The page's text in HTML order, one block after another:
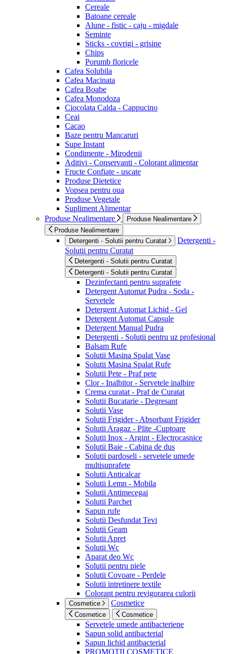
Cereale
Batoane cereale
Alune - fistic - caju - migdale
Seminte
Sticks - covrigi - grisine
Chips
Porumb floricele
Cafea Solubila
Cafea Macinata
Cafea Boabe
Cafea Monodoza
Ciocolata Calda - Cappucino
Ceai
Cacao
Baze pentru Mancaruri
Supe Instant
Condimente - Mirodenii
Aditivi - Conservanti - Colorant alimentar
Fructe Confiate - uscate
Produse Dietetice
Vopsea pentru oua
Produse Vegetale
Supliment Alimentar
Produse Nealimentare
Produse Nealimentare
Produse Nealimentare
Detergenti - Solutii pentru Curatat
Detergenti -
Solutii pentru Curatat
Detergenti - Solutii pentru Curatat
Detergenti - Solutii pentru Curatat
Dezinfectanti pentru suprafete
Detergent Automat Pudra - Soda -
Servetele
Detergent Automat Lichid - Gel
Detergent Automat Capsule
Detergent Manual Pudra
Detergenti - Solutii pentru uz profesional
Balsam Rufe
Solutii Masina Spalat Vase
Solutii Masina Spalat Rufe
Solutii Pete - Praf pete
Clor - Inalbitor - Servetele inalbire
Crema curatat - Praf de Curatat
Solutii Bucatarie - Degresant
Solutii Vase
Solutii Frigider - Absorbant Frigider
Solutii Aragaz - Plite -Cuptoare
Solutii Inox - Argint - Electrocasnice
Solutii Baie - Cabina de dus
Solutii pardoseli - servetele umede
multisuprafete
Solutii Anticalcar
Solutii Lemn - Mobila
Solutii Antimecegai
Solutii Parchet
Sapun rufe
Solutii Desfundat Tevi
Solutii Geam
Solutii Apret
Solutii Wc
Aparat deo Wc
Solutii pentru piele
Solutii Covoare - Perdele
Solutii intretinere textile
Colorant pentru revigorarea culorii
Cosmetice Cosmetice
Cosmetice Cosmetice
Servetele umede antibacteriene
Sapun solid antibacterial
Sapun lichid antibacterial
PROMOTII COSMETICE